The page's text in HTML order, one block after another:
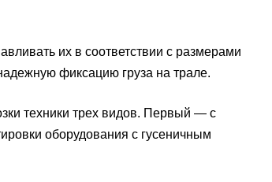
их в соответствии с размерами
фиксацию груза на трале.
техники трех видов. Первый — с
оборудования с гусеничным